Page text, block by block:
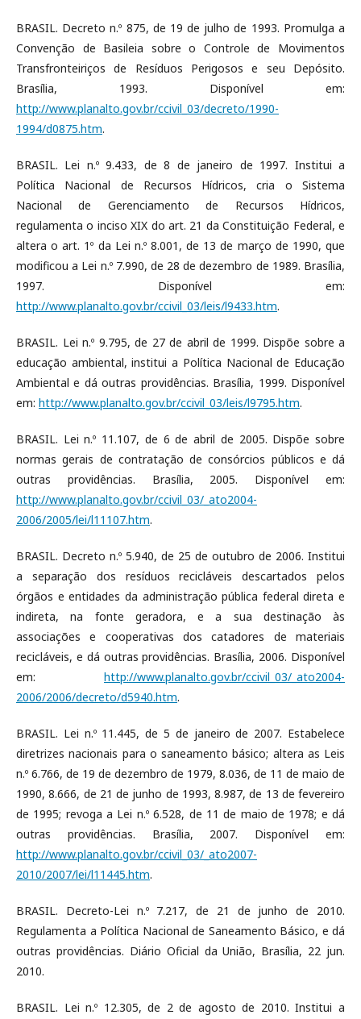
BRASIL. Decreto n.º 875, de 19 de julho de 1993. Promulga a
Convenção de Basileia sobre o Controle de Movimentos
Transfronteiriços de Resíduos Perigosos e seu Depósito.
Brasília, 1993. Disponível em:
http://www.planalto.gov.br/ccivil_03/decreto/1990-
1994/d0875.htm.
BRASIL. Lei n.º 9.433, de 8 de janeiro de 1997. Institui a
Política Nacional de Recursos Hídricos, cria o Sistema
Nacional de Gerenciamento de Recursos Hídricos,
regulamenta o inciso XIX do art. 21 da Constituição Federal, e
altera o art. 1º da Lei n.º 8.001, de 13 de março de 1990, que
modificou a Lei n.º 7.990, de 28 de dezembro de 1989. Brasília,
1997. Disponível em:
http://www.planalto.gov.br/ccivil_03/leis/l9433.htm.
BRASIL. Lei n.º 9.795, de 27 de abril de 1999. Dispõe sobre a
educação ambiental, institui a Política Nacional de Educação
Ambiental e dá outras providências. Brasília, 1999. Disponível
em: http://www.planalto.gov.br/ccivil_03/leis/l9795.htm.
BRASIL. Lei n.º 11.107, de 6 de abril de 2005. Dispõe sobre
normas gerais de contratação de consórcios públicos e dá
outras providências. Brasília, 2005. Disponível em:
http://www.planalto.gov.br/ccivil_03/_ato2004-
2006/2005/lei/l11107.htm.
BRASIL. Decreto n.º 5.940, de 25 de outubro de 2006. Institui
a separação dos resíduos recicláveis descartados pelos
órgãos e entidades da administração pública federal direta e
indireta, na fonte geradora, e a sua destinação às
associações e cooperativas dos catadores de materiais
recicláveis, e dá outras providências. Brasília, 2006. Disponível
em: http://www.planalto.gov.br/ccivil_03/_ato2004-
2006/2006/decreto/d5940.htm.
BRASIL. Lei n.º 11.445, de 5 de janeiro de 2007. Estabelece
diretrizes nacionais para o saneamento básico; altera as Leis
n.º 6.766, de 19 de dezembro de 1979, 8.036, de 11 de maio de
1990, 8.666, de 21 de junho de 1993, 8.987, de 13 de fevereiro
de 1995; revoga a Lei n.º 6.528, de 11 de maio de 1978; e dá
outras providências. Brasília, 2007. Disponível em:
http://www.planalto.gov.br/ccivil_03/_ato2007-
2010/2007/lei/l11445.htm.
BRASIL. Decreto-Lei n.º 7.217, de 21 de junho de 2010.
Regulamenta a Política Nacional de Saneamento Básico, e dá
outras providências. Diário Oficial da União, Brasília, 22 jun.
2010.
BRASIL. Lei n.º 12.305, de 2 de agosto de 2010. Institui a